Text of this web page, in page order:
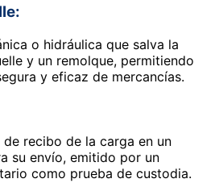
o hidráulica que salva la
y un remolque, permitiendo
y eficaz de mercancías.
recibo de la carga en un
su envío, emitido por un
como prueba de custodia.